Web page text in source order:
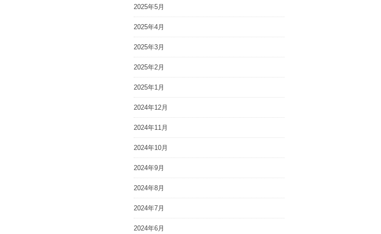
2025年5月
2025年4月
2025年3月
2025年2月
2025年1月
2024年12月
2024年11月
2024年10月
2024年9月
2024年8月
2024年7月
2024年6月